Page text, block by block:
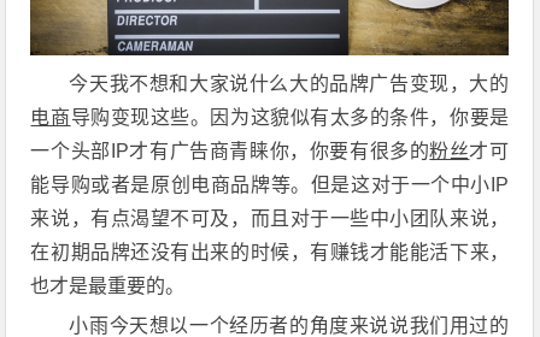
今天我不想和大家说什么大的品牌广告变现，大的
电商导购变现这些。因为这貌似有太多的条件，你要是
一个头部IP才有广告商青睐你，你要有很多的粉丝才可
能导购或者是原创电商品牌等。但是这对于一个中小IP
来说，有点渴望不可及，而且对于一些中小团队来说，
在初期品牌还没有出来的时候，有赚钱才能能活下来，
也才是最重要的。
小雨今天想以一个经历者的角度来说说我们用过的